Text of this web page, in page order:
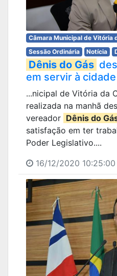
Câmara Municipal de Vitória
Sessão Ordinária
Notícia
Dênis do Gás
em servir à
...nicipal de Vitória da
realizada na manhã
vereador Dênis do
satisfação em ter
Poder Legislativo....
16/12/2020 10:25:00